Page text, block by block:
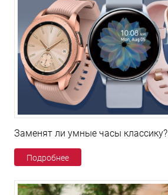
Заменят ли умные часы классику?
Подробнее